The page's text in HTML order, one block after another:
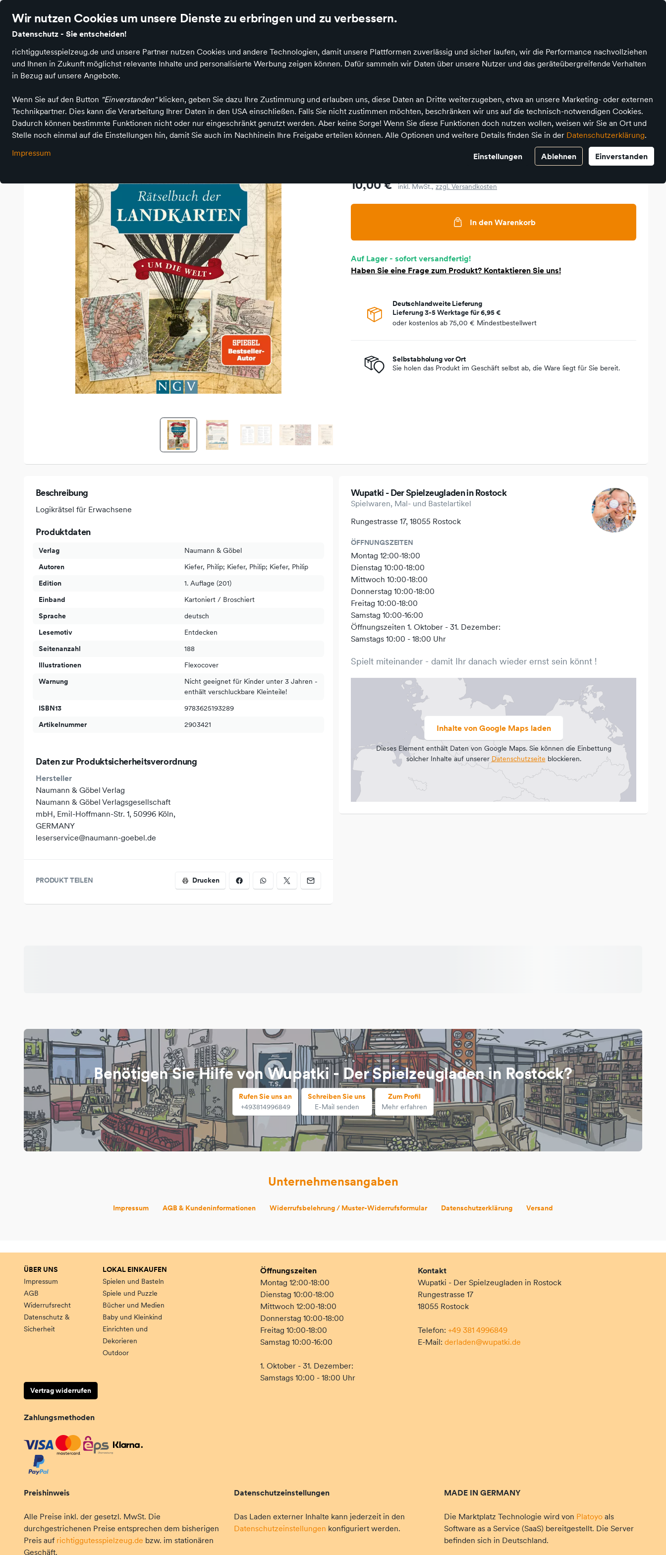
Wir nutzen Cookies um unsere Dienste zu erbringen und zu verbessern.
Datenschutz - Sie entscheiden!
richtiggutesspielzeug.de und unsere Partner nutzen Cookies und andere Technologien, damit unsere Plattformen zuverlässig und sicher laufen, wir die Performance nachvollziehen
und Ihnen in Zukunft möglichst relevante Inhalte und personalisierte Werbung zeigen können. Dafür sammeln wir Daten über unsere Nutzer und das geräteübergreifende Verhalten
in Bezug auf unsere Angebote.
Wenn Sie auf den Button "Einverstanden"klicken, geben Sie dazu Ihre Zustimmung und erlauben uns, diese Daten an Dritte weiterzugeben, etwa an unsere Marketing- oder externen
Technikpartner. Dies kann die Verarbeitung Ihrer Daten in den USA einschließen. Falls Sie nicht zustimmen möchten, beschränken wir uns auf die technisch-notwendigen Cookies.
Dadurch können bestimmte Funktionen nicht oder nur eingeschränkt genutzt werden. Aber keine Sorge! Wenn Sie diese Funktionen doch nutzen wollen, weisen wir Sie an Ort und
Stelle noch einmal auf die Einstellungen hin, damit Sie auch im Nachhinein Ihre Freigabe erteilen können. Alle Optionen und weitere Details finden Sie in der Datenschutzerklärung.
Impressum
Einstellungen Ablehnen Einverstanden
Naumann & Göbel Verlag
Rätselbuch der Landkarten • In 80
Karten um die Welt
Preis
10,00 € inkl. MwSt.,zzgl. Versandkosten
In den Warenkorb
Auf Lager - sofort versandfertig!
Haben Sie eine Frage zum Produkt? Kontaktieren Sie uns!
Deutschlandweite Lieferung
Lieferung 3-5 Werktage für6,95 €
oder kostenlos ab 75,00 € Mindestbestellwert
Selbstabholung vor Ort
Sie holen das Produkt im Geschäft selbst ab, die Ware liegt für Sie bereit.
Beschreibung
Logikrätsel für Erwachsene
Produktdaten
Verlag
Naumann & Göbel
Autoren
Kiefer, Philip; Kiefer, Philip; Kiefer, Philip
Edition
1. Auflage (201)
Einband
Kartoniert / Broschiert
Sprache
deutsch
Lesemotiv
Entdecken
Seitenanzahl
188
Illustrationen
Flexocover
Warnung
Nicht geeignet für Kinder unter 3 Jahren -
enthält verschluckbare Kleinteile!
ISBN13
9783625193289
Artikelnummer
2903421
Daten zur Produktsicherheitsverordnung
Hersteller
Naumann & Göbel Verlag
Naumann & Göbel Verlagsgesellschaft
mbH, Emil-Hoffmann-Str. 1, 50996 Köln,
GERMANY
leserservice@naumann-goebel.de
PRODUKT TEILEN Drucken
Wupatki - Der Spielzeugladen in Rostock
Spielwaren, Mal- und Bastelartikel
Rungestrasse 17, 18055 Rostock
ÖFFNUNGSZEITEN
Montag 12:00-18:00
Dienstag 10:00-18:00
Mittwoch 10:00-18:00
Donnerstag 10:00-18:00
Freitag 10:00-18:00
Samstag 10:00-16:00
Öffnungszeiten 1. Oktober - 31. Dezember:
Samstags 10:00 - 18:00 Uhr
Spielt miteinander - damit Ihr danach wieder ernst sein könnt !
Inhalte von Google Maps laden
Dieses Element enthält Daten von Google Maps. Sie können die Einbettung
solcher Inhalte auf unserer Datenschutzseite blockieren.
Benötigen Sie Hilfe von Wupatki - Der Spielzeugladen in Rostock?
Rufen Sie uns an
+493814996849
Schreiben Sie uns
E-Mail senden
Zum Profil
Mehr erfahren
Unternehmensangaben
Impressum AGB & Kundeninformationen Widerrufsbelehrung / Muster-Widerrufsformular Datenschutzerklärung Versand
ÜBER UNS
Impressum
AGB
Widerrufsrecht
Datenschutz &
Sicherheit
LOKAL EINKAUFEN
Spielen und Basteln
Spiele und Puzzle
Bücher und Medien
Baby und Kleinkind
Einrichten und
Dekorieren
Outdoor
Vertrag widerrufen
Öffnungszeiten
Montag 12:00-18:00
Dienstag 10:00-18:00
Mittwoch 12:00-18:00
Donnerstag 10:00-18:00
Freitag 10:00-18:00
Samstag 10:00-16:00
1. Oktober - 31. Dezember:
Samstags 10:00 - 18:00 Uhr
Zahlungsmethoden
Preishinweis
Alle Preise inkl. der gesetzl. MwSt. Die
durchgestrichenen Preise entsprechen dem bisherigen
Preis auf richtiggutesspielzeug.de bzw. im stationären
Geschäft.
Datenschutzeinstellungen
Das Laden externer Inhalte kann jederzeit in den
Datenschutzeinstellungen konfiguriert werden.
MADE IN GERMANY
Die Marktplatz Technologie wird von Platoyo als
Software as a Service (SaaS) bereitgestellt. Die Server
befinden sich in Deutschland.
Kontakt
Wupatki - Der Spielzeugladen in Rostock
Rungestrasse 17
18055 Rostock
Telefon: +49 381 4996849
E-Mail: derladen@wupatki.de